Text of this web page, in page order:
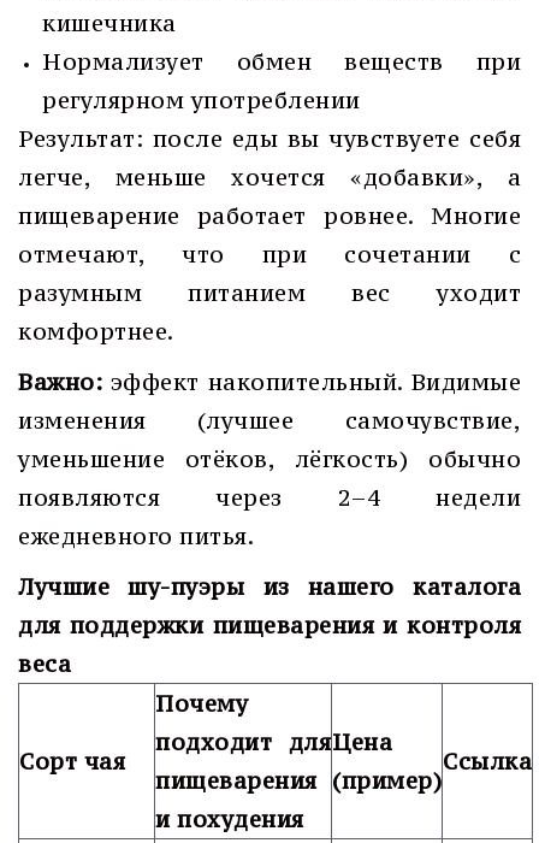
кишечника
Нормализует обмен веществ при
регулярном употреблении
Результат: после еды вы чувствуете себя
легче, меньше хочется «добавки», а
пищеварение работает ровнее. Многие
отмечают, что при сочетании с
разумным питанием вес уходит
комфортнее.
Важно: эффект накопительный. Видимые
изменения (лучшее самочувствие,
уменьшение отёков, лёгкость) обычно
появляются через 2–4 недели
ежедневного питья.
Лучшие шу-пуэры из нашего каталога
для поддержки пищеварения и контроля
веса
Сорт чая
Почему
подходит для
пищеварения
и похудения
Цена
(пример)
Ссылка